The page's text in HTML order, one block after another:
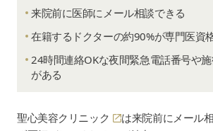
来院前に医師にメール相談できる
在籍するドクターの約90%が専門医資
24時間連絡OKな夜間緊急電話番号や
がある
聖心美容クリニック
は来院前にメール